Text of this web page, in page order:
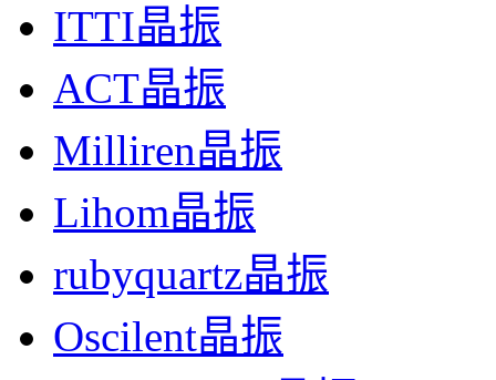
ITTI晶振
ACT晶振
Milliren晶振
Lihom晶振
rubyquartz晶振
Oscilent晶振